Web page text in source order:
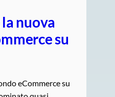
nuova
su
eCommerce su